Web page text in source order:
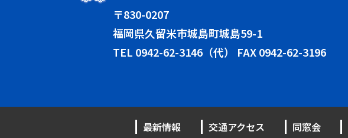
〒830-0207
福岡県久留米市城島町城島59-1
TEL 0942-62-3146（代） FAX 0942-62-3196
最新情報 交通アクセス 同窓会